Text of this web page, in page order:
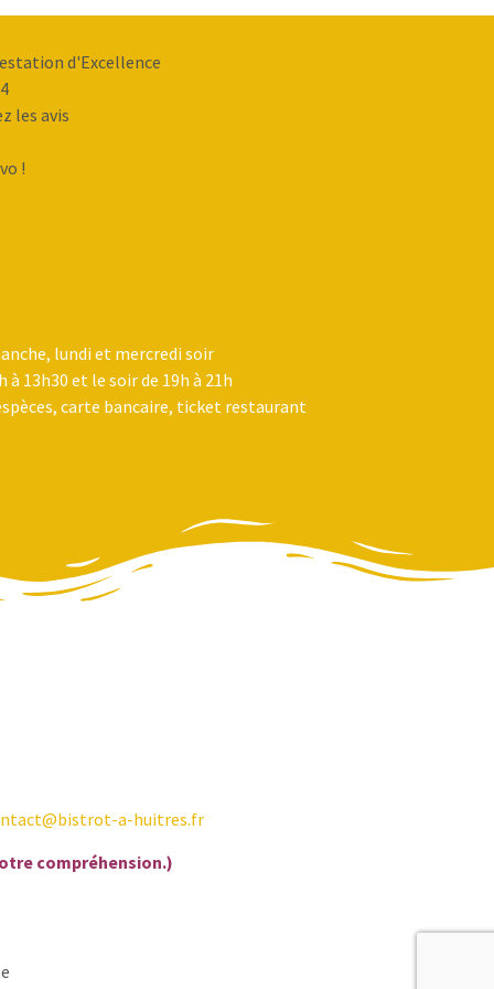
d'Excellence
les avis
!
lundi et mercredi soir
à 13h30 et le soir de 19h à 21h
carte bancaire, ticket restaurant
a-huitres.fr
compréhension.)